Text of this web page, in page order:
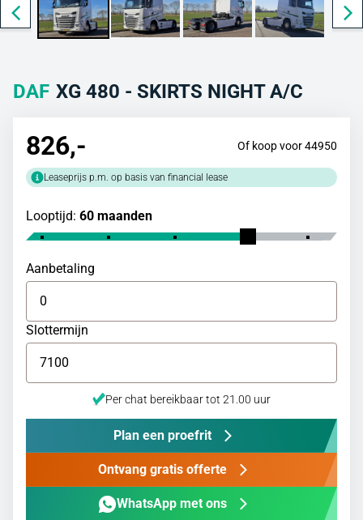
DAF XG 480 - SKIRTS NIGHT A/C
826,- Of koop voor 44950
Leaseprijs p.m. op basis van financial lease
Looptijd: 60 maanden
Aanbetaling
Slottermijn
Per chat bereikbaar tot 21.00 uur
Plan een proefrit
Ontvang gratis offerte
WhatsApp met ons